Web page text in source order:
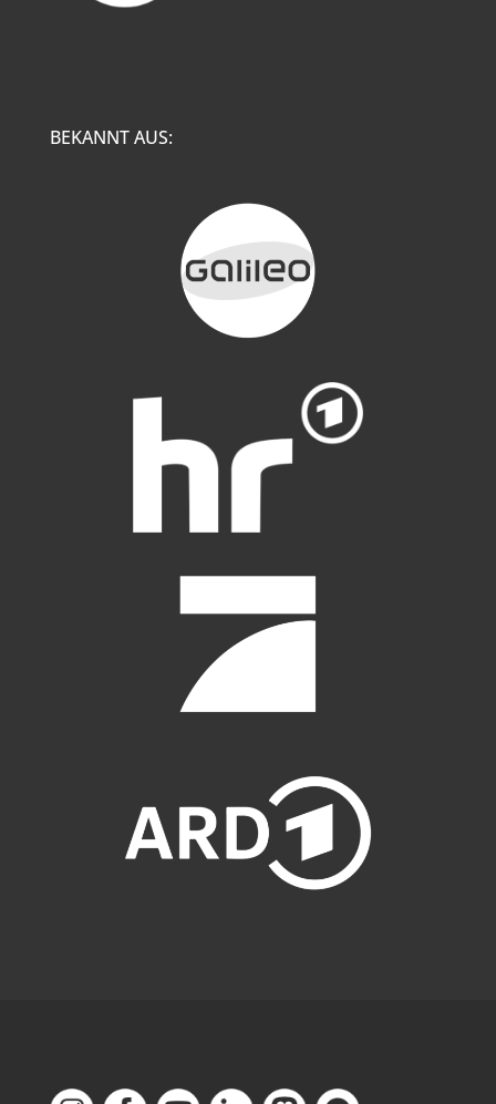
BEKANNT AUS: